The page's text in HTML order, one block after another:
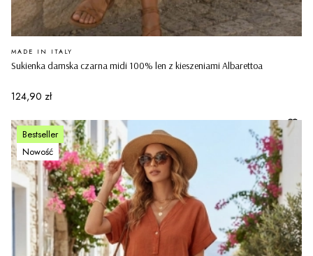
Sukienka damska czarna midi 100% len z kieszeniami Albarettoa
PRODUCENT
MADE IN ITALY
Cena
124,90 zł
Bestseller
Nowość